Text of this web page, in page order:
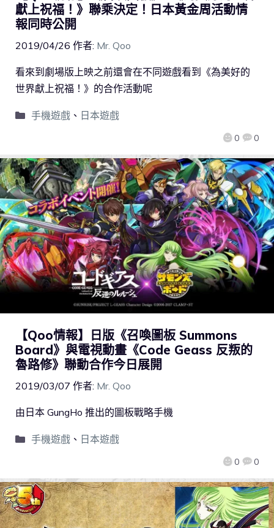
獻上祝福！》聯乘決定！日本黃金周活動情
報同時公開
2019/04/26 作者: Mr. Qoo
0 0
看來到劇場版上映之前還會在不同遊戲看到《為美好的
世界獻上祝福！》的合作活動呢
手機遊戲、 日本遊戲
【Qoo情報】日版《召喚圖板 Summons
Board》與電視動畫《Code Geass 反叛的
魯路修》聯動合作今日展開
2019/03/07 作者: Mr. Qoo
0 0
由日本 GungHo 推出的圖板戰略手機
手機遊戲、 日本遊戲